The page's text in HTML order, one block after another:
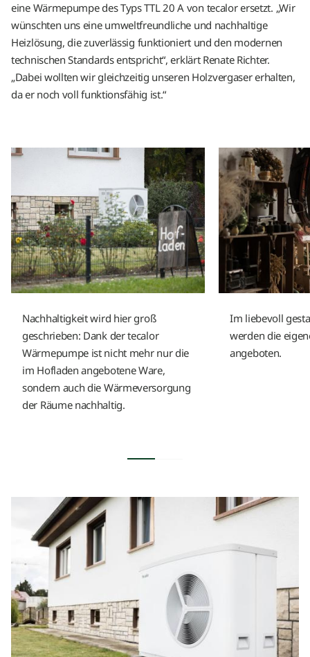
eine Wärmepumpe des Typs TTL 20 A von tecalor ersetzt. „Wir
wünschten uns eine umweltfreundliche und nachhaltige
Heizlösung, die zuverlässig funktioniert und den modernen
technischen Standards entspricht“, erklärt Renate Richter.
„Dabei wollten wir gleichzeitig unseren Holzvergaser erhalten,
da er noch voll funktionsfähig ist.“
Nachhaltigkeit wird hier groß
geschrieben: Dank der tecalor
Wärmepumpe ist nicht mehr nur die
im Hofladen angebotene Ware,
sondern auch die Wärmeversorgung
der Räume nachhaltig.
Im liebevoll
werden die
angeboten.